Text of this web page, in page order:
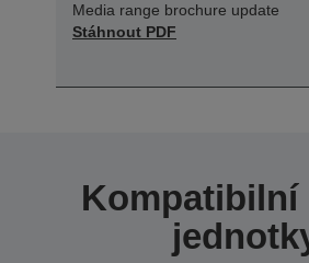
Media range brochure update
Stáhnout PDF
Kompatibilní